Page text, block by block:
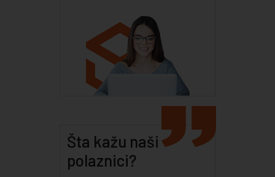
Šta kažu naši
polaznici?